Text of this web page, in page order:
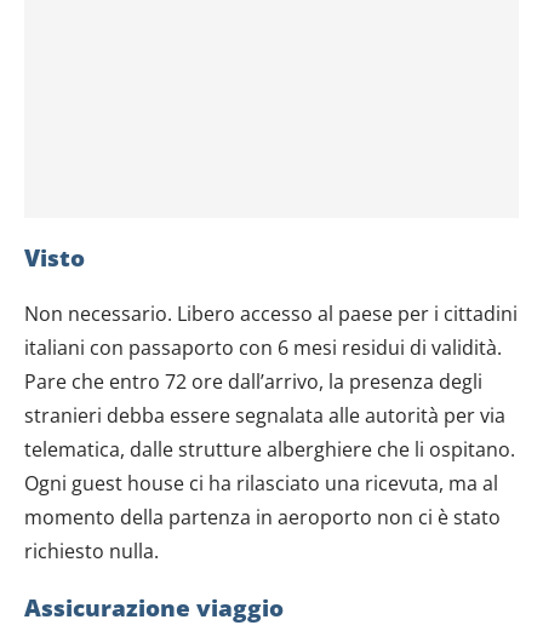
Visto
Non necessario. Libero accesso al paese per i cittadini
italiani con passaporto con 6 mesi residui di validità.
Pare che entro 72 ore dall’arrivo, la presenza degli
stranieri debba essere segnalata alle autorità per via
telematica, dalle strutture alberghiere che li ospitano.
Ogni guest house ci ha rilasciato una ricevuta, ma al
momento della partenza in aeroporto non ci è stato
richiesto nulla.
Assicurazione viaggio